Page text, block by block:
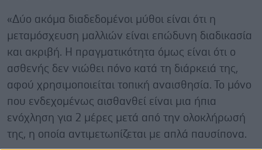
«Δύο ακόμα διαδεδομένοι μύθοι είναι ότι η
μεταμόσχευση μαλλιών είναι επώδυνη διαδικασία
και ακριβή. Η πραγματικότητα όμως είναι ότι ο
ασθενής δεν νιώθει πόνο κατά τη διάρκειά της,
αφού χρησιμοποιείται τοπική αναισθησία. Το μόνο
που ενδεχομένως αισθανθεί είναι μια ήπια
ενόχληση για 2 μέρες μετά από την ολοκλήρωσή
της, η οποία αντιμετωπίζεται με απλά παυσίπονα.